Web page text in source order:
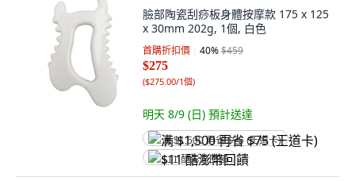
臉部陶瓷刮痧板身體按摩款 175 x 125
x 30mm 202g, 1個, 白色
首購折扣價 40%$459
$275
($275.00/1個)
明天 8/9 (日) 預計送達
满 $1,500 再省 $75 (王道卡)
$11 酷澎幣回饋